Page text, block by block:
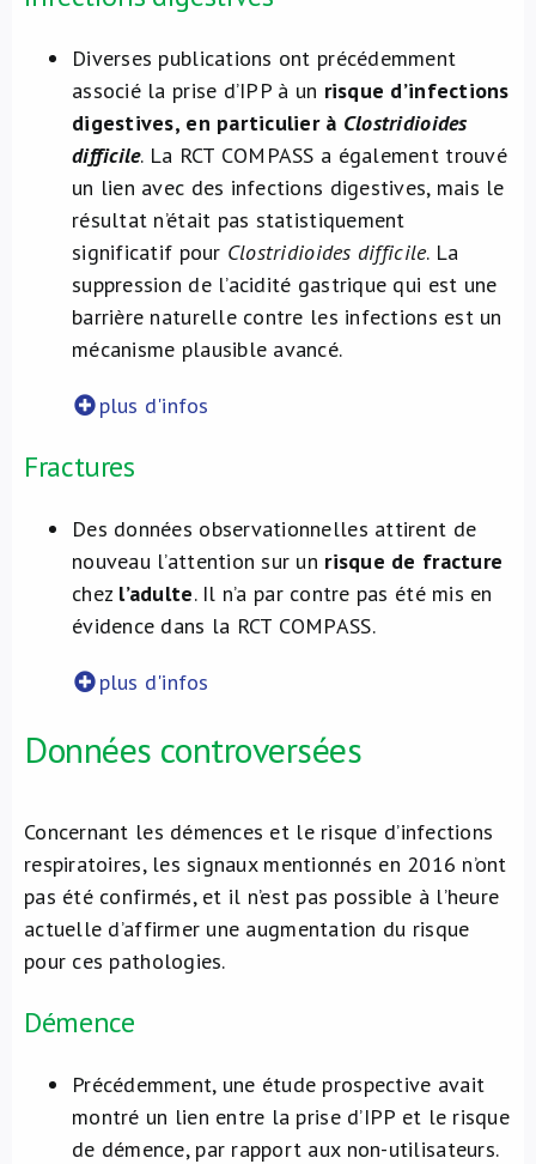
Diverses publications ont précédemment
associé la prise d’IPP à un risque d’infections
digestives, en particulier à Clostridioides
difficile. La RCT COMPASS a également trouvé
un lien avec des infections digestives, mais le
résultat n’était pas statistiquement
significatif pour Clostridioides difficile. La
suppression de l’acidité gastrique qui est une
barrière naturelle contre les infections est un
mécanisme plausible avancé.
plus d'infos
Fractures
Des données observationnelles attirent de
nouveau l’attention sur un risque de fracture
chez l’adulte. Il n’a par contre pas été mis en
évidence dans la RCT COMPASS.
plus d'infos
Données controversées
Concernant les démences et le risque d’infections
respiratoires, les signaux mentionnés en 2016 n’ont
pas été confirmés, et il n’est pas possible à l’heure
actuelle d’affirmer une augmentation du risque
pour ces pathologies.
Démence
Précédemment, une étude prospective avait
montré un lien entre la prise d’IPP et le risque
de démence, par rapport aux non-utilisateurs.